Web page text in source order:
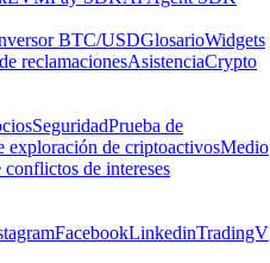
BTC/USDGlosarioWidgets
reclamacionesAsistenciaCrypto
SeguridadPrueba de
exploración de criptoactivosMedio
de intereses
FacebookLinkedinTradingV